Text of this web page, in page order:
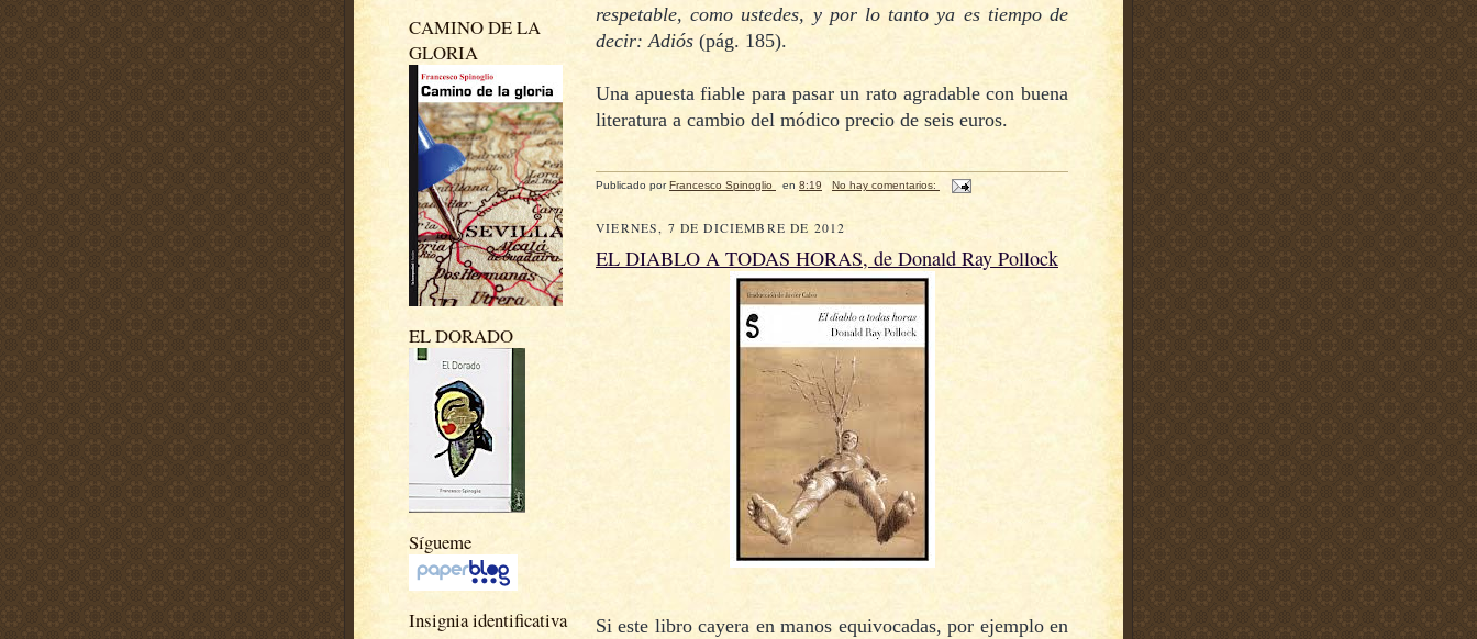
CAMINO DE LA
GLORIA
EL DORADO
Sígueme
Insignia identificativa
respetable, como ustedes, y por lo tanto ya es tiempo de
decir: Adiós (pág. 185).
Una apuesta fiable para pasar un rato agradable con buena
literatura a cambio del módico precio de seis euros.
Publicado porFrancesco Spinoglio en 8:19 No hay comentarios:
VIERNES, 7 DE DICIEMBRE DE 2012
EL DIABLO A TODAS HORAS, de Donald Ray Pollock
Si este libro cayera en manos equivocadas, por ejemplo en